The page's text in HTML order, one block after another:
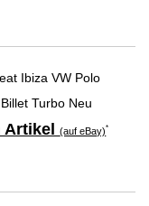
Ibiza VW Polo
Turbo Neu
Artikel(auf eBay)*